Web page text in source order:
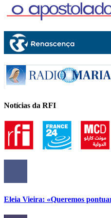
Notícias da RFI
Eleia Vieira: «Queremos